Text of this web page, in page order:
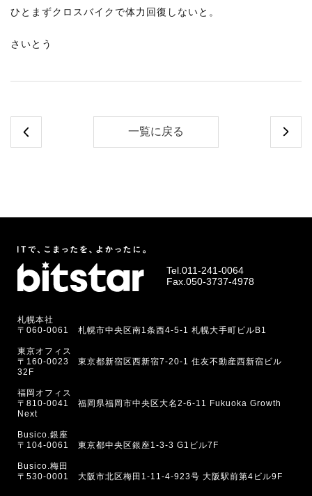
ひとまずクロスバイクで体力回復しないと。
さいとう
一覧に戻る
Tel. 011-241-0064
Fax.050-3737-4978
札幌本社
〒060-0061 札幌市中央区南1条西4-5-1 札幌大手町ビルB1
東京オフィス
〒160-0023 東京都新宿区西新宿7-20-1 住友不動産西新宿ビル
32F
福岡オフィス
〒810-0041 福岡県福岡市中央区大名2-6-11 Fukuoka Growth
Next
Busico.銀座
〒104-0061 東京都中央区銀座1-3-3 G1ビル7F
Busico.梅田
〒530-0001 大阪市北区梅田1-11-4-923号 大阪駅前第4ビル9F